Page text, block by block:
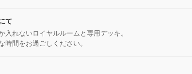
て
入れないロイヤルルームと専用デッキ。
時間をお過ごしください。